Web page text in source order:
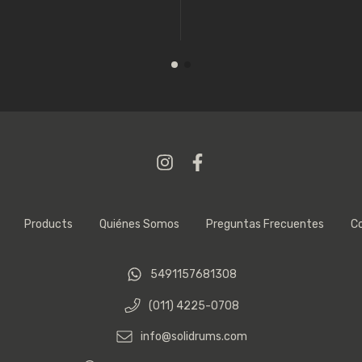
Products Quiénes Somos Preguntas Frecuentes
5491157681308
(011) 4225-0708
info@solidrums.com